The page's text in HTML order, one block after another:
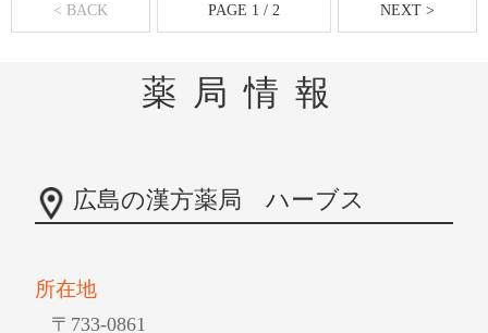
< BACK PAGE 1 / 2 NEXT >
薬局情報
広島の漢方薬局 ハーブス
所在地
〒733-0861